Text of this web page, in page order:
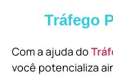
Tráfego
Com a ajuda do
você potencializa